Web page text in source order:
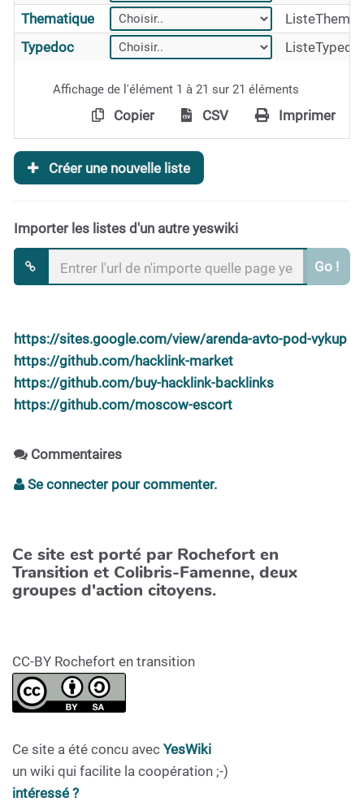
Thematique
Typedoc
Affichage de l'élément 1 à 21 sur 21 éléments
Copier CSV Imprimer
Créer une nouvelle liste
Importer les listes d'un autre yeswiki
Go !
https://sites.google.com/view/arenda-avto-pod-vykup
https://github.com/hacklink-market
https://github.com/buy-hacklink-backlinks
https://github.com/moscow-escort
Commentaires
Se connecter pour commenter.
Ce site est porté par Rochefort en
Transition et Colibris-Famenne, deux
groupes d'action citoyens.
CC-BY Rochefort en transition
Ce site a été concu avec YesWiki
un wiki qui facilite la coopération ;-)
intéressé ?